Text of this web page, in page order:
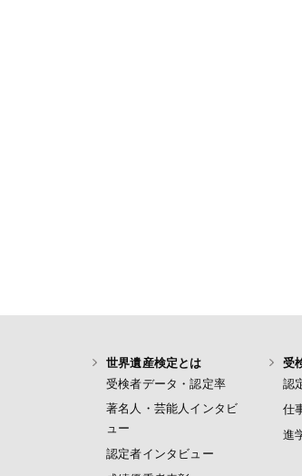
世界遺産検定とは
受検者データ・認定率
著名人・芸能人インタビ
ュー
認定者インタビュー
受
認
仕
進